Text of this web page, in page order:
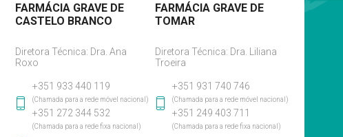
FARMÁCIA GRAVE DE
CASTELO BRANCO
Diretora Técnica: Dra. Ana
Roxo
+351 933 440 119
(Chamada para a rede móvel nacional)
+351 272 344 532
(Chamada para a rede fixa nacional)
FARMÁCIA GRAVE DE
TOMAR
Diretora Técnica: Dra. Liliana
Troeira
+351 931 740 746
(Chamada para a rede móvel nacional)
+351 249 403 711
(Chamada para a rede fixa nacional)